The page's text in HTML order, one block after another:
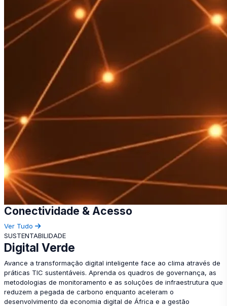
Conectividade & Acesso
Ver Tudo
SUSTENTABILIDADE
Digital Verde
Avance a transformação digital inteligente face ao clima através de
práticas TIC sustentáveis. Aprenda os quadros de governança, as
metodologias de monitoramento e as soluções de infraestrutura que
reduzem a pegada de carbono enquanto aceleram o
desenvolvimento da economia digital de África e a gestão